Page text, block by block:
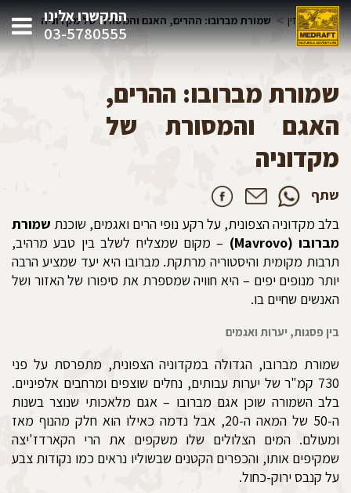
התקשרו אלינו
03-5780555
בית > מגזין > שמורת מברובו: ההרים, האגם והמסורת של מקדוניה
שמורת מברובו: ההרים,
האגם והמסורת של
מקדוניה
שתף
בלב מקדוניה הצפונית, על רקע נופי הרים ואגמים, שוכנת שמורת
מברובו (Mavrovo)
– מקום שמצליח לשלב בין טבע מרהיב,
תרבות מקומית והיסטוריה מרתקת. מברובו היא יעד שמציע הרבה
יותר מנופים יפים – היא חוויה שמספרת את סיפורו של האזור ושל
האנשים שחיים בו.
בין פסגות, יערות ואגמים
שמורת מברובו, הגדולה במקדוניה הצפונית, מתפרסת על פני
730 קמ"ר של יערות עבותים, נחלים שוצפים ומרחבים אלפיניים.
בלב השמורה שוכן אגם מברובו – אגם מלאכותי שנוצר בשנות
ה-50 של המאה ה-20, אבל נדמה כאילו הוא חלק מהנוף מאז
ומעולם. המים הצלולים שלו משקפים את הרי הקארדז'יצה
שמקיפים אותו, והכפרים הקטנים שבשוליו נראים כמו נקודות צבע
על קנבס ירוק-כחול.